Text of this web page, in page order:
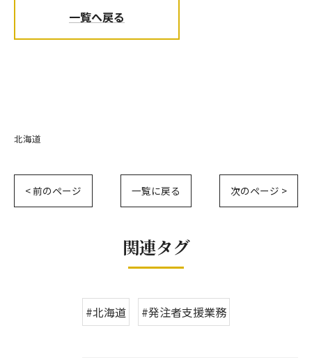
一覧へ戻る
北海道
< 前のページ 一覧に戻る 次のページ >
関連タグ
#北海道 #発注者支援業務